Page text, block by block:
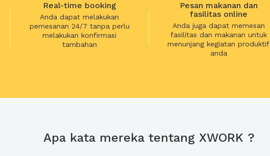
Real-time booking
Anda dapat melakukan
pemesanan 24/7 tanpa perlu
melakukan konfirmasi
tambahan
Pesan makanan dan
fasilitas online
Anda juga dapat memesan
fasilitas dan makanan untuk
menunjang kegiatan produktif
anda
Apa kata mereka tentang XWORK ?